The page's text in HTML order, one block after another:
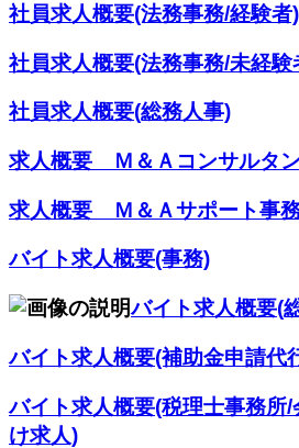
社員求人概要(法務事務/経験者)
社員求人概要(法務事務/未経験
社員求人概要(総務人事)
求人概要 Ｍ＆Ａコンサルタ
求人概要 Ｍ＆Ａサポート事
バイト求人概要(事務)
バイト求人概要(
バイト求人概要(補助金申請代
バイト求人概要(税理士事務所
け求人)